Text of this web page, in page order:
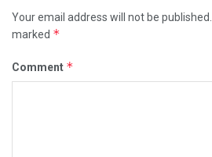
Your email address will not be published.
marked *
Comment *